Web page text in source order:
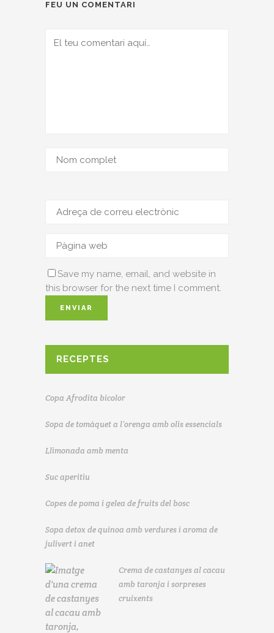
FEU UN COMENTARI
Save my name, email, and website in
this browser for the next time I comment.
RECEPTES
Copa Afrodita bicolor
Sopa de tomàquet a l’orenga amb olis essencials
Llimonada amb menta
Suc aperitiu
Copes de poma i gelea de fruits del bosc
Sopa detox de quinoa amb verdures i aroma de
julivert i anet
Crema de castanyes al cacau
amb taronja i sorpreses
cruixents